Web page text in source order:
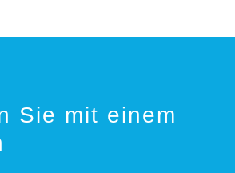
Sie mit einem